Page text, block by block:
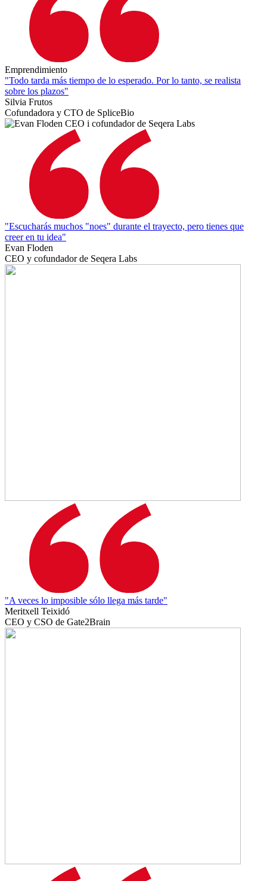
Emprendimiento
"Todo tarda más tiempo de lo esperado. Por lo tanto, se realista
sobre los plazos"
Silvia Frutos
Cofundadora y CTO de SpliceBio
"Escucharás muchos "noes" durante el trayecto, pero tienes que
creer en tu idea"
Evan Floden
CEO y cofundador de Seqera Labs
"A veces lo imposible sólo llega más tarde"
Meritxell Teixidó
CEO y CSO de Gate2Brain